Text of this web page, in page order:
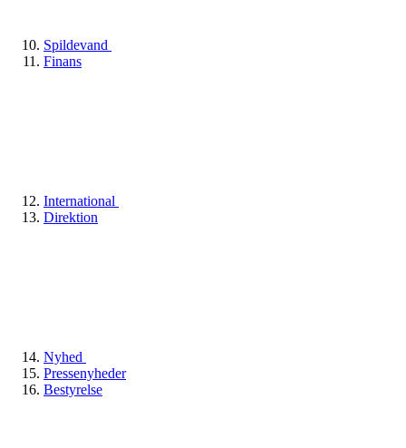
Spildevand
Finans
International
Direktion
Nyhed
Pressenyheder
Bestyrelse